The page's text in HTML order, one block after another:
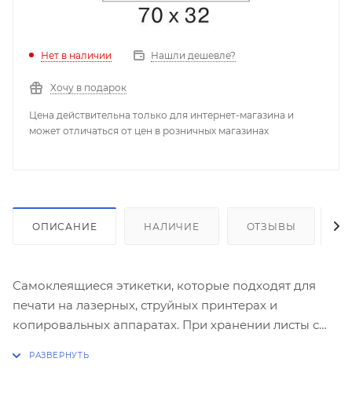
Нет в наличии Нашли дешевле?
Хочу в подарок
Цена действительна только для интернет-магазина и
может отличаться от цен в розничных магазинах
ОПИСАНИЕ НАЛИЧИЕ ОТЗЫВЫ
Самоклеящиеся этикетки, которые подходят для
печати на лазерных, струйных принтерах и
копировальных аппаратах. При хранении листы с